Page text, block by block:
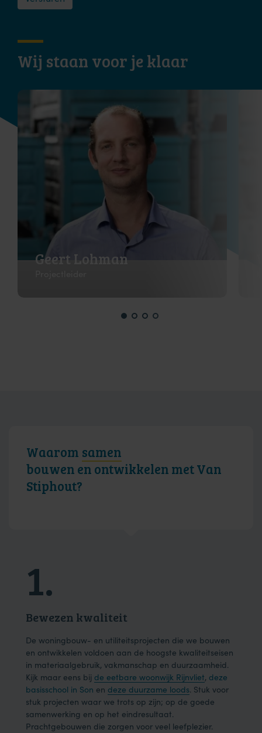
Wij staan voor je klaar
Geert Lohman
Waarom samen
bouwen en ontwikkelen met Van
Stiphout?
1.
Bewezen kwaliteit
De woningbouw- en utiliteitsprojecten die we bouwen
en ontwikkelen voldoen aan de hoogste kwaliteitseisen
in materiaalgebruik, vakmanschap en duurzaamheid.
Kijk maar eens bij de eetbare woonwijk Rijnvliet, deze
basisschool in Son en deze duurzame loods. Stuk voor
stuk projecten waar we trots op zijn; op de goede
samenwerking en op het eindresultaat.
Prachtgebouwen die zorgen voor veel leefplezier.